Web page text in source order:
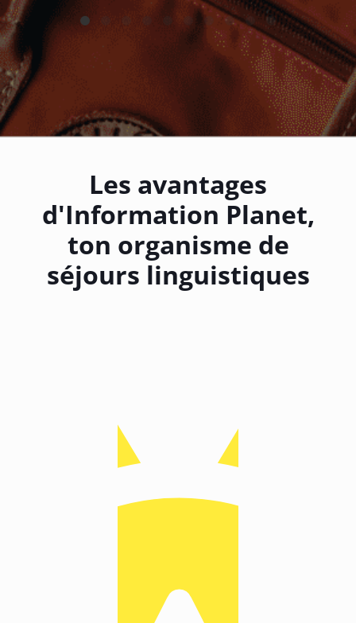
Les avantages
d'Information Planet,
ton organisme de
séjours linguistiques